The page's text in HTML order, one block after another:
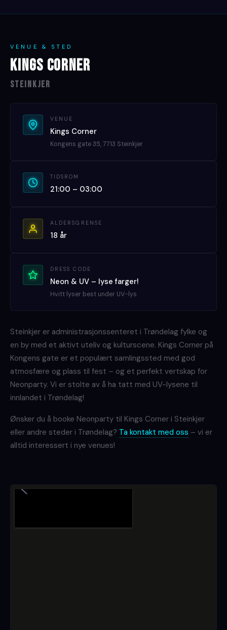
VENUE & STED
KINGS CORNER
Steinkjer
VENUE
Kings Corner
Kongens gate 35, 7713 Steinkjer
TIDSROM
21:00 – 03:00
ALDERSGRENSE
18 år
DRESS CODE
Neon & UV – lyse farger!
Hvitt lyser best under UV-lys
Steinkjer er administrasjonssenteret i Trøndelag fylke og
en by med et aktivt uteliv og kulturscene. Kings Corner på
Kongens gate er et populært samlingssted med god
atmosfære og plass til fest – og et perfekt vertskap for
Neonparty. Vi er stolte av å ha tatt med UV-lysene til
innlandet i Trøndelag!
Ønsker du å booke Neonparty til Kings Corner i Steinkjer
eller andre steder i Trøndelag? Ta kontakt med oss – vi er
alltid interessert i nye venues!